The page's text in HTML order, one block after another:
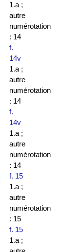
1.a ;
autre
numérotation
: 14
f.
14v
1.a ;
autre
numérotation
: 14
f.
14v
1.a ;
autre
numérotation
: 14
f. 15
1.a ;
autre
numérotation
: 15
f. 15
1.a ;